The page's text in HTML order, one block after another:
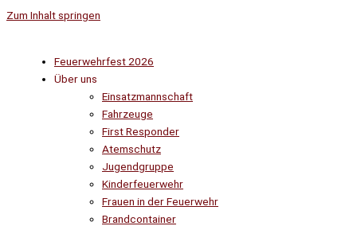
Zum Inhalt springen
Feuerwehrfest 2026
Über uns
Einsatzmannschaft
Fahrzeuge
First Responder
Atemschutz
Jugendgruppe
Kinderfeuerwehr
Frauen in der Feuerwehr
Brandcontainer